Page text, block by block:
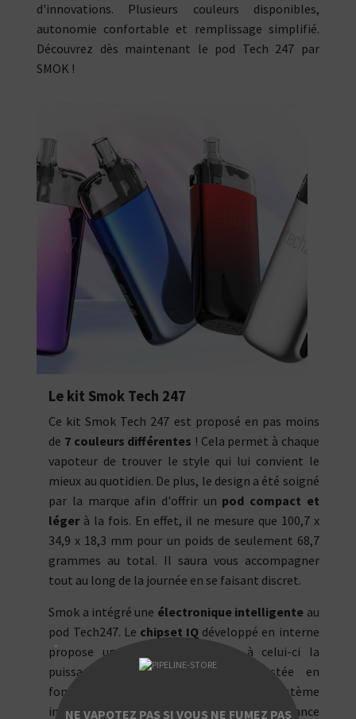
d'innovations. Plusieurs couleurs disponibles,
autonomie confortable et remplissage simplifié.
Découvrez dès maintenant le pod Tech 247 par
SMOK !
Le kit Smok Tech 247
Ce kit Smok Tech 247 est proposé en pas moins
de 7 couleurs différentes ! Cela permet à chaque
vapoteur de trouver le style qui lui convient le
mieux au quotidien. De plus, le design a été soigné
par la marque afin d'offrir un pod compact et
léger à la fois. En effet, il ne mesure que 100,7 x
34,9 x 18,3 mm pour un poids de seulement 68,7
grammes au total. Il saura vous accompagner
tout au long de la journée en se faisant discret.
Smok a intégré une électronique intelligente au
pod Tech247. Le chipset IQ développé en interne
propose un mode Smart. Grâce à celui-ci la
puissance est automatiquement ajustée en
fonction de la résistance insérée. Ce système
intelligent permet d'éviter de brûler la résistance
"
NE VAPOTEZ PAS SI VOUS NE FUMEZ PAS